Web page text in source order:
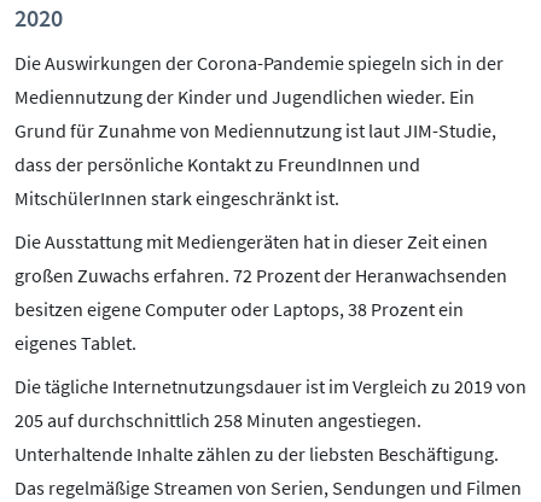
2020
Die Auswirkungen der Corona-Pandemie spiegeln sich in der
Mediennutzung der Kinder und Jugendlichen wieder. Ein
Grund für Zunahme von Mediennutzung ist laut JIM-Studie,
dass der persönliche Kontakt zu FreundInnen und
MitschülerInnen stark eingeschränkt ist.
Die Ausstattung mit Mediengeräten hat in dieser Zeit einen
großen Zuwachs erfahren. 72 Prozent der Heranwachsenden
besitzen eigene Computer oder Laptops, 38 Prozent ein
eigenes Tablet.
Die tägliche Internetnutzungsdauer ist im Vergleich zu 2019 von
205 auf durchschnittlich 258 Minuten angestiegen.
Unterhaltende Inhalte zählen zu der liebsten Beschäftigung.
Das regelmäßige Streamen von Serien, Sendungen und Filmen